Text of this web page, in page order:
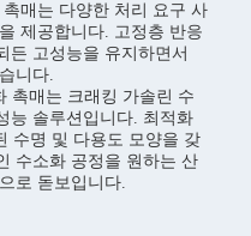
매는 다양한 처리 요구 사
제공합니다. 고정층 반응
든 고성능을 유지하면서
니다.
촉매는 크래킹 가솔린 수
능 솔루션입니다. 최적화
수명 및 다용도 모양을 갖
수소화 공정을 원하는 산
로 돋보입니다.